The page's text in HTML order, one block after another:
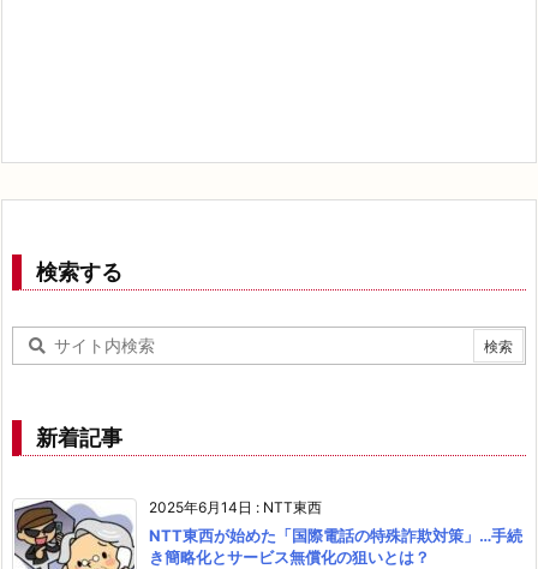
検索する
新着記事
2025年6月14日 : NTT東西
NTT東西が始めた「国際電話の特殊詐欺対策」…手続
き簡略化とサービス無償化の狙いとは？